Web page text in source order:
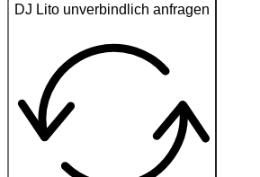
DJ Lito unverbindlich anfragen